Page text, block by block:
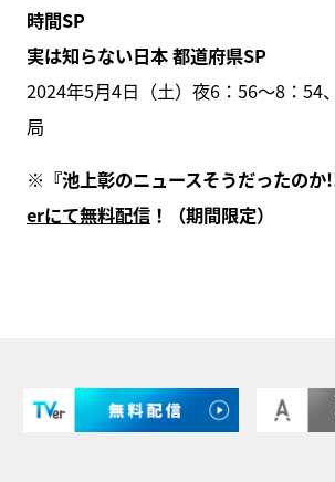
時間SP
実は知らない日本 都道府県SP
2024年5月4日（土）夜6：56〜8：54
局
※『池上彰のニュースそうだったのか
erにて無料配信！（期間限定）